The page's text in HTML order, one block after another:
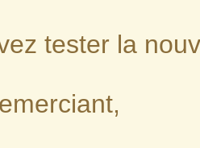
tester la